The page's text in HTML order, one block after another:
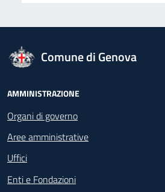
logo Unione Europea
Comune di Genova
Footer - Navigazione
AMMINISTRAZIONE
Organi di governo
Aree amministrative
Uffici
Enti e Fondazioni